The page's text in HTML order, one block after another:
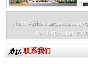
联系我们